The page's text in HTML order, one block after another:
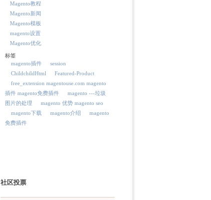
Magento教程
Magento新闻
Magento模板
magento设置
Magento优化
标签
magento插件
session
ChildchildHtml
Featured-Product
free_extension magentouse.com magento
插件 magento免费插件
magento ---垃圾
图片的处理
magento 优势 magento seo
magento下载
magento介绍
magento
免费插件
社区投票